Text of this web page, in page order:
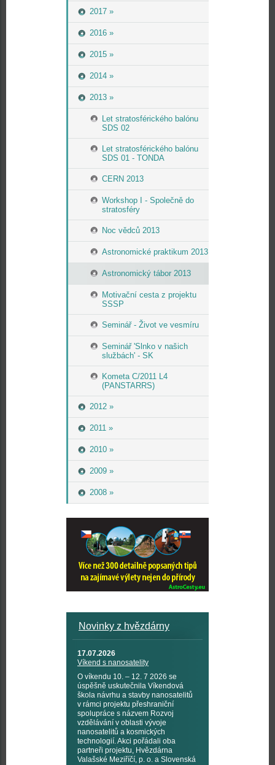
2017 »
2016 »
2015 »
2014 »
2013 »
Let stratosférického balónu
SDS 02
Let stratosférického balónu
SDS 01 - TONDA
CERN 2013
Workshop I - Společně do
stratosféry
Noc vědců 2013
Astronomické praktikum 2013
Astronomický tábor 2013
Motivační cesta z projektu
SSSP
Seminář - Život ve vesmíru
Seminář 'Slnko v našich
službách' - SK
Kometa C/2011 L4
(PANSTARRS)
2012 »
2011 »
2010 »
2009 »
2008 »
Novinky z hvězdárny
17.07.2026
Víkend s nanosatelity
O víkendu 10. – 12. 7 2026 se
úspěšně uskutečnila Víkendová
škola návrhu a stavby nanosatelitů
v rámci projektu přeshraniční
spolupráce s názvem Rozvoj
vzdělávání v oblasti vývoje
nanosatelitů a kosmických
technologií. Akci pořádali oba
partneři projektu, Hvězdárna
Valašské Meziříčí, p. o. a Slovenská